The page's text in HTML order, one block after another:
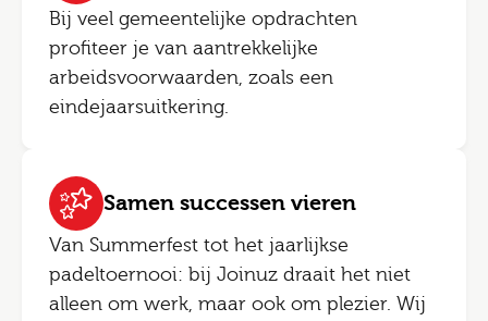
Bij veel gemeentelijke opdrachten
profiteer je van aantrekkelijke
arbeidsvoorwaarden, zoals een
eindejaarsuitkering.
Samen successen vieren
Van Summerfest tot het jaarlijkse
padeltoernooi: bij Joinuz draait het niet
alleen om werk, maar ook om plezier. Wij